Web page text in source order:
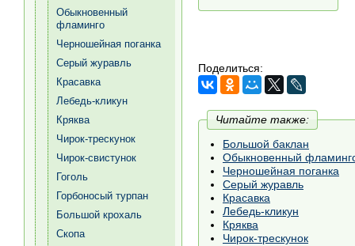
Поделиться:
Читайте также:
Большой баклан
Обыкновенный
Черношейная поганка
Серый журавль
Красавка
Лебедь-кликун
Кряква
Чирок-трескунок
Обыкновенный
фламинго
Черношейная поганка
Серый журавль
Красавка
Лебедь-кликун
Кряква
Чирок-трескунок
Чирок-свистунок
Гоголь
Горбоносый турпан
Большой крохаль
Скопа